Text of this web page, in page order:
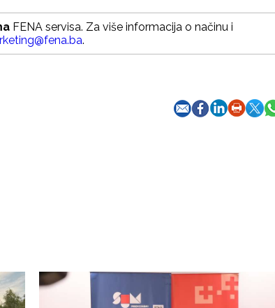
FENA servisa. Za više informacija o načinu i
.